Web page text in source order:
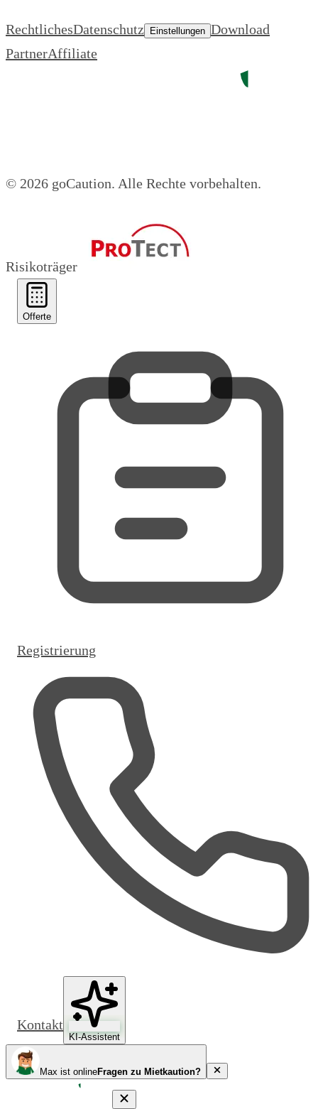
RechtlichesDatenschutz Einstellungen Download
PartnerAffiliate
© 2026 goCaution. Alle Rechte vorbehalten.
Risikoträger
Offerte
Registrierung
Kontakt
KI-Assistent
Max ist onlineFragen zu Mietkaution?